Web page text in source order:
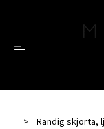
Randig skjorta,